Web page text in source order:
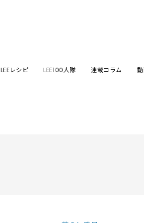
LEEレシピ LEE100人隊 連載コラム